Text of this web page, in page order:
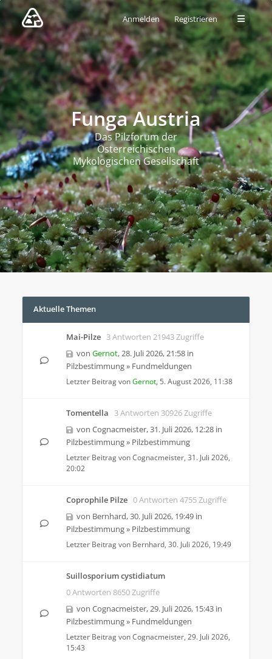
Anmelden Registrieren
Funga Austria
Das Pilzforum der
Österreichischen
Mykologischen Gesellschaft
Aktuelle Themen
Mai-Pilze 3 Antworten 21943 Zugriffe
von Gernot,28. Juli 2026, 21:58 in
Pilzbestimmung» Fundmeldungen
Letzter Beitrag vonGernot, 5. August 2026, 11:38
Tomentella
3 Antworten 30926 Zugriffe
von Cognacmeister,31. Juli 2026, 12:28 in
Pilzbestimmung» Pilzbestimmung
Letzter Beitrag vonCognacmeister, 31. Juli 2026,
20:02
Coprophile Pilze 0 Antworten 4755 Zugriffe
von Bernhard,30. Juli 2026, 19:49 in
Pilzbestimmung» Pilzbestimmung
Letzter Beitrag von Bernhard, 30. Juli 2026, 19:49
Suillosporium cystidiatum
0 Antworten 8650 Zugriffe
von Cognacmeister,29. Juli 2026, 15:43 in
Pilzbestimmung» Fundmeldungen
Letzter Beitrag vonCognacmeister, 29. Juli 2026,
15:43